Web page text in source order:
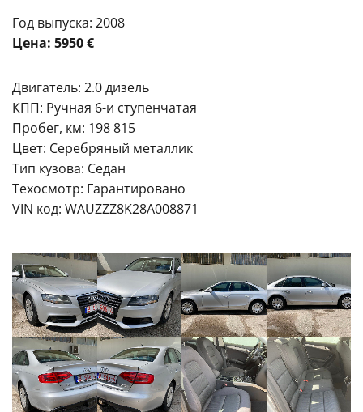
Год выпуска: 2008
Цена: 5950 €
Двигатель: 2.0 дизель
КПП: Ручная 6-и ступенчатая
Пробег, км: 198 815
Цвет: Серебряный металлик
Тип кузова: Седан
Техосмотр: Гарантировано
VIN код: WAUZZZ8K28A008871